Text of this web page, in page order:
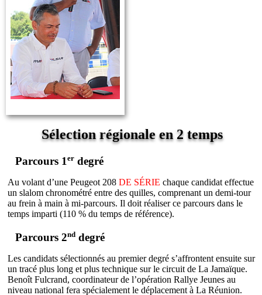
Sélection régionale en 2 temps
Parcours 1 er degré
Au volant d’une Peugeot 208DE SÉRIE chaque candidat effectue
un slalom chronométré entre des quilles, comprenant un demi-tour
au frein à main à mi-parcours. Il doit réaliser ce parcours dans le
temps imparti (110 % du temps de référence).
Parcours 2nd degré
Les candidats sélectionnés au premier degré s’affrontent ensuite sur
un tracé plus long et plus technique sur le circuit de La Jamaïque.
Benoît Fulcrand, coordinateur de l’opération Rallye Jeunes au
niveau national fera spécialement le déplacement à La Réunion.